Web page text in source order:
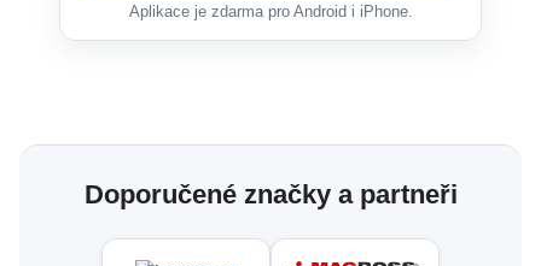
Aplikace je zdarma pro Android i iPhone.
Doporučené značky a partneři